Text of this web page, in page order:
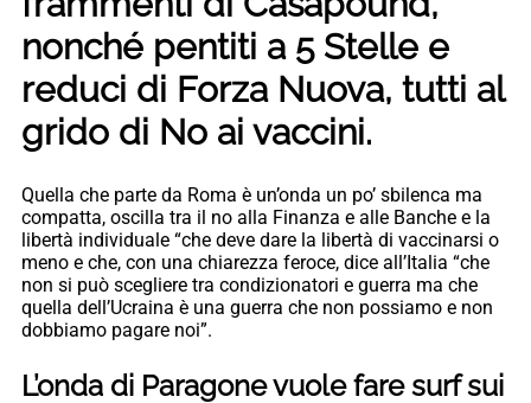
nonché pentiti a 5 Stelle e
reduci di Forza Nuova, tutti al
grido di No ai vaccini.
Quella che parte da Roma è un’onda un po’ sbilenca ma
compatta, oscilla tra il no alla Finanza e alle Banche e la
libertà individuale “che deve dare la libertà di vaccinarsi o
meno e che, con una chiarezza feroce, dice all’Italia “che
non si può scegliere tra condizionatori e guerra ma che
quella dell’Ucraina è una guerra che non possiamo e non
dobbiamo pagare noi”.
L’onda di Paragone vuole fare surf sui